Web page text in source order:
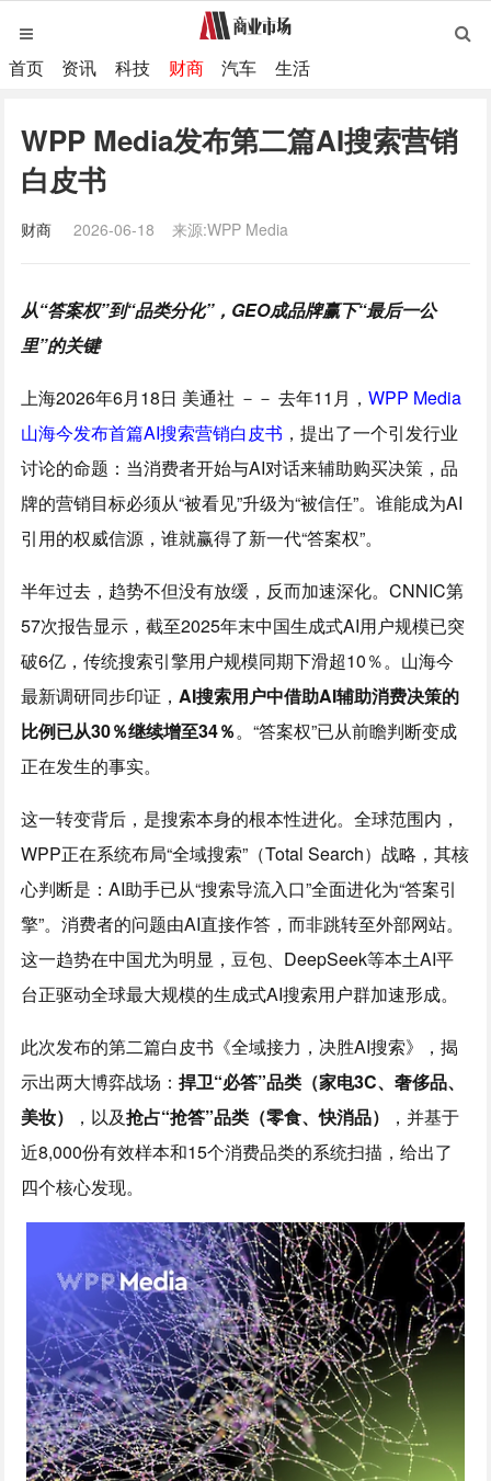
首页 资讯 科技 财商 汽车 生活
WPP Media发布第二篇AI搜索营销
白皮书
财商 2026-06-18 来源:WPP Media
从“答案权”到“品类分化”，GEO成品牌赢下“最后一公
里”的关键
上海2026年6月18日 美通社 －－ 去年11月，WPP Media
山海今发布首篇AI搜索营销白皮书 ，提出了一个引发行业
讨论的命题：当消费者开始与AI对话来辅助购买决策，品
牌的营销目标必须从“被看见”升级为“被信任”。谁能成为AI
引用的权威信源，谁就赢得了新一代“答案权”。
半年过去，趋势不但没有放缓，反而加速深化。CNNIC第
57次报告显示，截至2025年末中国生成式AI用户规模已突
破6亿，传统搜索引擎用户规模同期下滑超10％。山海今
最新调研同步印证，AI搜索用户中借助AI辅助消费决策的
比例已从30％继续增至34％。“答案权”已从前瞻判断变成
正在发生的事实。
这一转变背后，是搜索本身的根本性进化。全球范围内，
WPP正在系统布局“全域搜索”（Total Search）战略，其核
心判断是：AI助手已从“搜索导流入口”全面进化为“答案引
擎”。消费者的问题由AI直接作答，而非跳转至外部网站。
这一趋势在中国尤为明显，豆包、DeepSeek等本土AI平
台正驱动全球最大规模的生成式AI搜索用户群加速形成。
此次发布的第二篇白皮书《全域接力，决胜AI搜索》，揭
示出两大博弈战场：捍卫“必答”品类（家电3C、奢侈品、
美妆）
，以及抢占“抢答”品类（零食、快消品）
，并基于
近8,000份有效样本和15个消费品类的系统扫描，给出了
四个核心发现。